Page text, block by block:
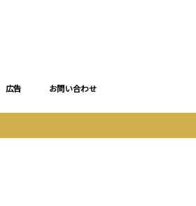
広告 お問い合わせ